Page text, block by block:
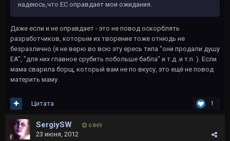
надеюсь,что ЕС оправдает мои ожидания.
Даже если и не оправдает - это не повод оскорблять
разработчиков, которым их творение тоже отнюдь не
безразлично (я не верю во всю эту ересь типа "они продали душу
EA", "для них главное срубить побольше бабла" и т.д. и т.п. ). Если
мама сварила борщ, который вам не по вкусу, это ещё не повод
материть маму.
1
Цитата
SergiySW 6 849
23 июня, 2012